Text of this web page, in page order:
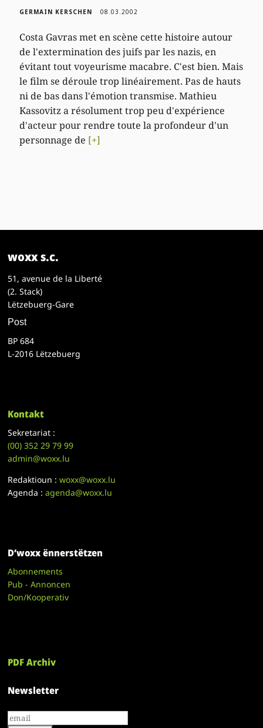
GERMAIN KERSCHEN 08.03.2002
Costa Gavras met en scène cette histoire autour
de l'extermination des juifs par les nazis, en
évitant tout voyeurisme macabre. C'est bien. Mais
le film se déroule trop linéairement. Pas de hauts
ni de bas dans l'émotion transmise. Mathieu
Kassovitz a résolument trop peu d'expérience
d'acteur pour rendre toute la profondeur d'un
personnage de [+]
woxx s.c.
51, avenue de la Liberté
(2. Stack)
Lëtzebuerg-Gare
Post
BP 684
L-2016 Lëtzebuerg
Kontakt
Sekretariat :
(00)352 29 79 99
admin@woxx.lu
Redaktioun :woxx@woxx.lu
Agenda :agenda@woxx.lu
D’woxx ënnerstëtzen
Abonnements
Pub - Annoncen
Don/Kooperativ
PDF Archiv
Newsletter